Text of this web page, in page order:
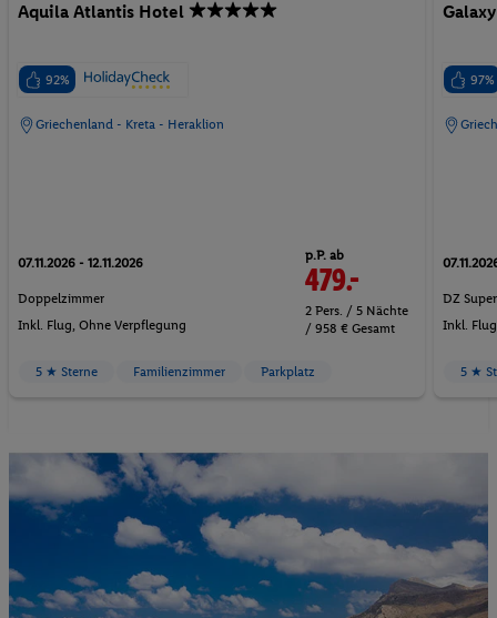
Aquila Atlantis Hotel
92%
Griechenland - Kreta - Heraklion
07.11.2026 - 12.11.2026
Doppelzimmer
Inkl. Flug, Ohne Verpflegung
p.P. ab
479.-
2 Pers. / 5 Nächte
/ 958 € Gesamt
5 ★ Sterne Familienzimmer Parkplatz
97%
DZ
Inkl.
5 ★